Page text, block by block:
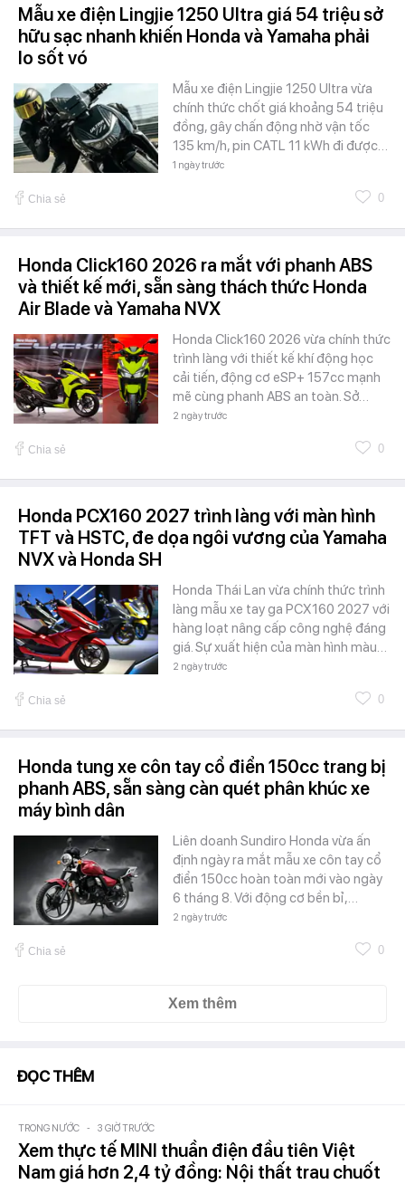
Mẫu xe điện Lingjie 1250 Ultra giá 54 triệu sở
hữu sạc nhanh khiến Honda và Yamaha phải
lo sốt vó
Mẫu xe điện Lingjie 1250 Ultra vừa
chính thức chốt giá khoảng 54 triệu
đồng, gây chấn động nhờ vận tốc
135 km/h, pin CATL 11 kWh đi được…
1 ngày trước
Chia sẻ 0
Honda Click160 2026 ra mắt với phanh ABS
và thiết kế mới, sẵn sàng thách thức Honda
Air Blade và Yamaha NVX
Honda Click160 2026 vừa chính thức
trình làng với thiết kế khí động học
cải tiến, động cơ eSP+ 157cc mạnh
mẽ cùng phanh ABS an toàn. Sở…
2 ngày trước
Chia sẻ 0
Honda PCX160 2027 trình làng với màn hình
TFT và HSTC, đe dọa ngôi vương của Yamaha
NVX và Honda SH
Honda Thái Lan vừa chính thức trình
làng mẫu xe tay ga PCX160 2027 với
hàng loạt nâng cấp công nghệ đáng
giá. Sự xuất hiện của màn hình màu…
2 ngày trước
Chia sẻ 0
Honda tung xe côn tay cổ điển 150cc trang bị
phanh ABS, sẵn sàng càn quét phân khúc xe
máy bình dân
Liên doanh Sundiro Honda vừa ấn
định ngày ra mắt mẫu xe côn tay cổ
điển 150cc hoàn toàn mới vào ngày
6 tháng 8. Với động cơ bền bỉ,…
2 ngày trước
Chia sẻ 0
Xem thêm
ĐỌC THÊM
TRONG NƯỚC - 3 GIỜ TRƯỚC
Xem thực tế MINI thuần điện đầu tiên Việt
Nam giá hơn 2,4 tỷ đồng: Nội thất trau chuốt